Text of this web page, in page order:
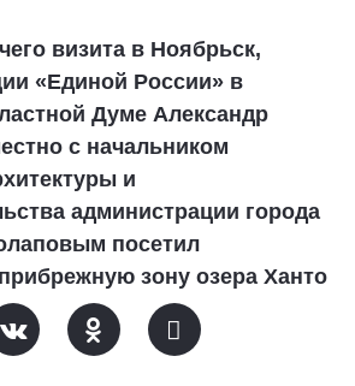
визита в Ноябрьск,
«Единой России» в
Думе Александр
с начальником
и
администрации города
посетил
зону озера Ханто